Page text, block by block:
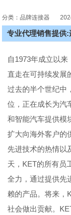
分类：品牌连接器
专业代理销售提供
自1973年成立以
直走在可持续发展
过去的半个世纪中
位，正在成长为汽
和智能汽车提供模
扩大向海外客户的
先进技术的热情以
天，KET的所有员
全力，通过提供先
赖的产品。将来，
社会做出贡献。